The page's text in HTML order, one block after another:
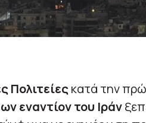
Πολιτείεςκατά την
εναντίον του Ιράν